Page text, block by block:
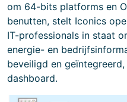
om 64-bits platforms en
benutten, stelt Iconics
IT-professionals in staat
energie- en
beveiligd en
dashboard.